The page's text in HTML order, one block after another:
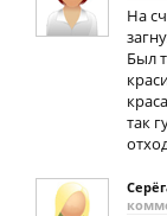
На
Был
так